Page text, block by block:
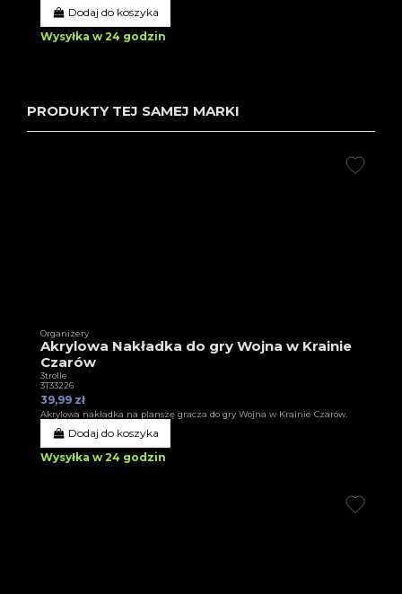
Dodaj do koszyka
Wysyłka w 24 godzin
PRODUKTY TEJ SAMEJ MARKI
Organizery
Akrylowa Nakładka do gry Wojna w Krainie
Czarów
3trolle
3T33226
39,99 zł
Akrylowa nakładka na planszę gracza do gry Wojna w Krainie Czarów.
Dodaj do koszyka
Wysyłka w 24 godzin